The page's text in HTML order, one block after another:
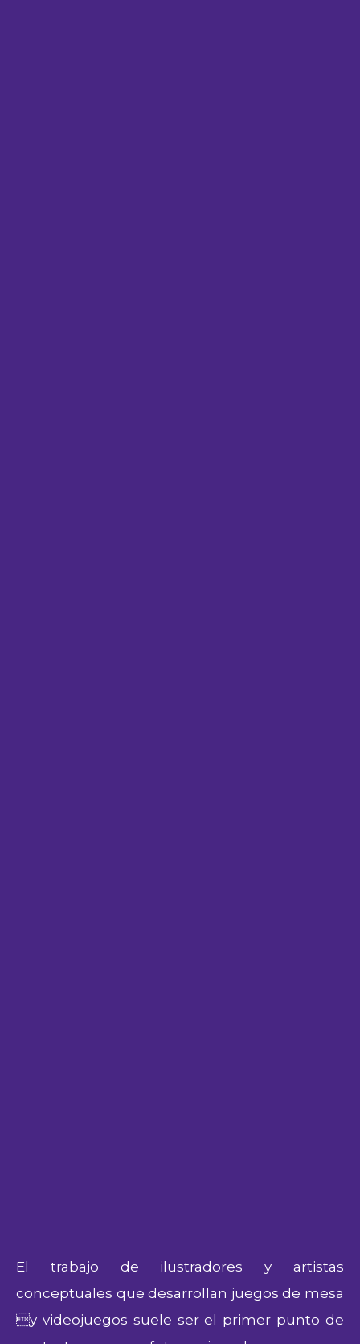
El trabajo de ilustradores y artistas
conceptuales que desarrollan juegos de mesa
y videojuegos suele ser el primer punto de